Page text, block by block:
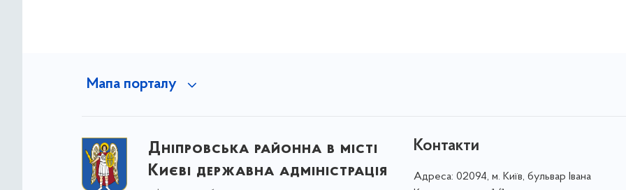
Мапа порталу
Дніпровська районна в місті
Києві державна адміністрація
Контакти
Адреса: 02094, м. Київ, бульвар Івана